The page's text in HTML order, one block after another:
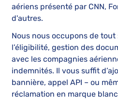
aériens présenté par CNN,
d'autres.
Nous nous occupons de
l’éligibilité, gestion des
avec les compagnies
indemnités. Il vous suffit
bannière, appel API – ou
réclamation en marque